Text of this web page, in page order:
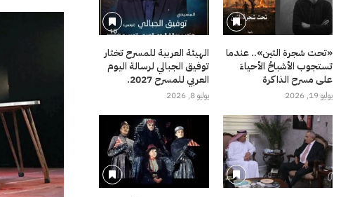
«تحت شجرة التين».. عندما
تستجوب الأشباحُ الأحياءَ
على مسرح الذاكرة
يوليو 19, 2026
الهيئة العربية للمسرح تختار
توفيق الجبالي لرسالة اليوم
العربي للمسرح 2027.
يوليو 8, 2026